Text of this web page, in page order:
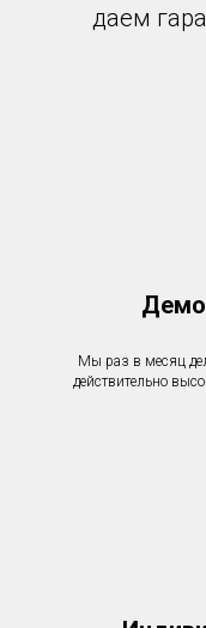
даем
Мы раз в месяц
действительно